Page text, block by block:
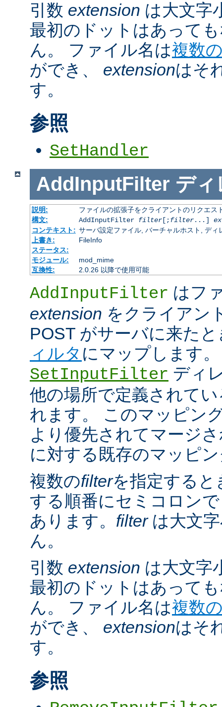
引数 extension は大文字
最初のドットはあって
ん。 ファイル名は複数
ができ、 extensionはそ
す。
参照
SetHandler
AddInputFilter ディ
説明:
ファイルの拡張子をクライアントのリクエス
構文:
AddInputFilter filter[;filter...]
コンテキスト: サーバ設定ファイル, バーチャルホスト, ディ
上書き:
FileInfo
ステータス:
モジュール:
mod_mime
互換性:
2.0.26 以降で使用可能
AddInputFilter はフ
extension をクライアン
POST がサーバに来た
ィルタ にマップします
SetInputFilter ディ
他の場所で定義されて
れます。 このマッピン
より優先されてマージ
に対する既存のマッピ
複数のfilterを指定すると
する順番にセミコロン
あります。 filterは大文
ん。
引数 extension は大文字
最初のドットはあって
ん。 ファイル名は複数
ができ、 extensionはそ
す。
参照